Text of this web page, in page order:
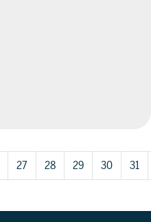
27 28 29 30 31